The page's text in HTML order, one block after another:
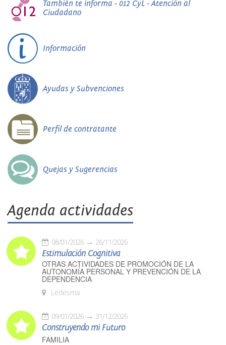
También te informa - 012 CyL - Atención al
Ciudadano
Información
Ayudas y Subvenciones
Perfil de contratante
Quejas y Sugerencias
Agenda actividades
08/01/2026 26/11/2026
Estimulación Cognitiva
OTRAS ACTIVIDADES DE PROMOCIÓN DE LA
AUTONOMÍA PERSONAL Y PREVENCIÓN DE LA
DEPENDENCIA
Ledesma
09/01/2026 31/12/2026
Construyendo mi Futuro
FAMILIA